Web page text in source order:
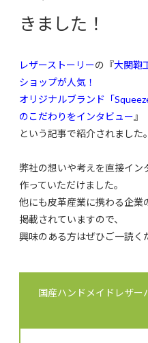
きました！
レザーストーリーの『大関鞄
ショップが人気！
オリジナルブランド「
のこだわりをインタビュー 』
という記事で紹介されました。
弊社の想いや考えを直接イン
作っていただけました。
他にも皮革産業に携わる企業
掲載されていますので、
興味のある方はぜひご一読く
国産ハンドメイドレザー